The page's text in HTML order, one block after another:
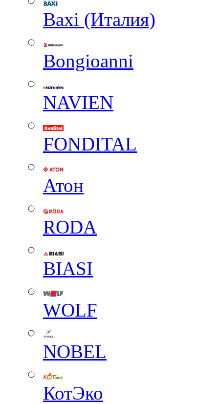
Baxi (Италия)
Вongioanni
NAVIEN
FONDITAL
Атон
RODA
BIASI
WOLF
NOBEL
КотЭко